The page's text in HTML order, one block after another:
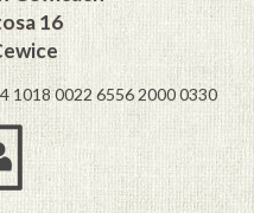
16
1018 0022 6556 2000 0330